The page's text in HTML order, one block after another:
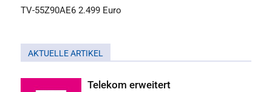
TV-55Z90AE6 2.499 Euro
AKTUELLE ARTIKEL
Telekom erweitert